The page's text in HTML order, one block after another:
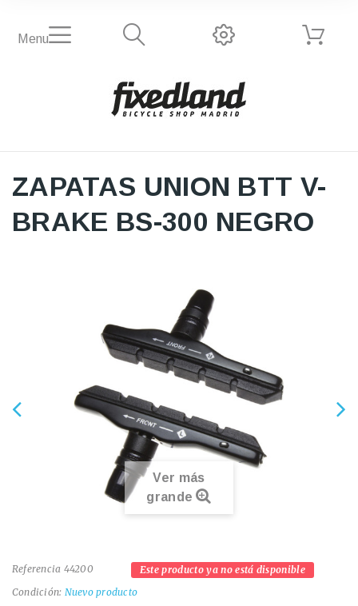
Menu
ZAPATAS UNION BTT V-
BRAKE BS-300 NEGRO
Ver más
grande
Referencia 44200
Condición: Nuevo producto
Este producto ya no está disponible